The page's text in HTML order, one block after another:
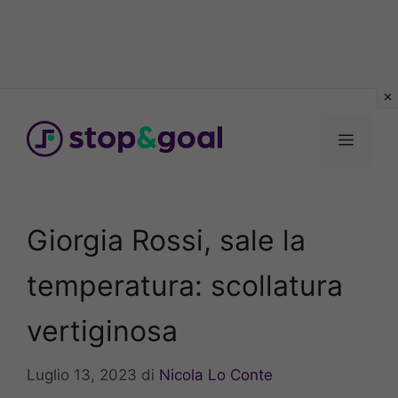
contenuto
Menu
Giorgia Rossi, sale la
temperatura: scollatura
vertiginosa
Luglio 13, 2023 di Nicola Lo Conte